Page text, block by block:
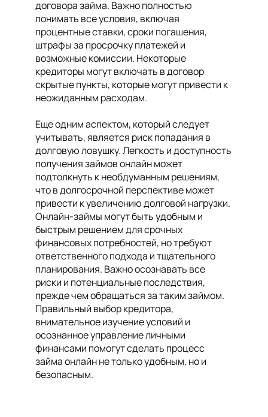
договора займа. Важно полностью
понимать все условия, включая
процентные ставки, сроки погашения,
штрафы за просрочку платежей и
возможные комиссии. Некоторые
кредиторы могут включать в договор
скрытые пункты, которые могут привести к
неожиданным расходам.
Еще одним аспектом, который следует
учитывать, является риск попадания в
долговую ловушку. Легкость и доступность
получения займов онлайн может
подтолкнуть к необдуманным решениям,
что в долгосрочной перспективе может
привести к увеличению долговой нагрузки.
Онлайн-займы могут быть удобным и
быстрым решением для срочных
финансовых потребностей, но требуют
ответственного подхода и тщательного
планирования. Важно осознавать все
риски и потенциальные последствия,
прежде чем обращаться за таким займом.
Правильный выбор кредитора,
внимательное изучение условий и
осознанное управление личными
финансами помогут сделать процесс
займа онлайн не только удобным, но и
безопасным.